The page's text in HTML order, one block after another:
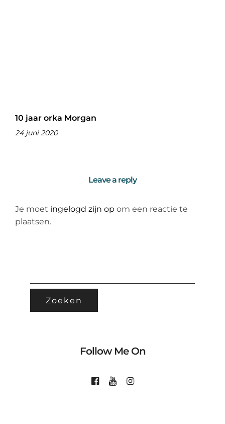
10 jaar orka Morgan
24 juni 2020
Leave a reply
Je moet ingelogd zijn op om een reactie te
plaatsen.
Follow Me On